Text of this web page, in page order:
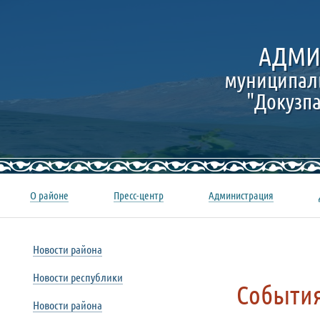
Новости района
Новости республики
Новости района
О районе Пресс-центр Администрация